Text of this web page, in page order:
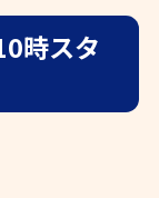
時スタ